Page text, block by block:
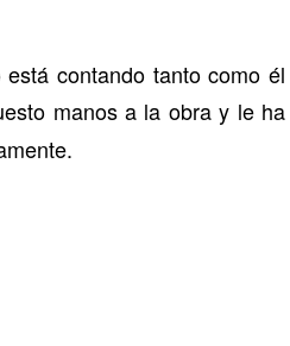
está contando tanto como él
manos a la obra y le ha